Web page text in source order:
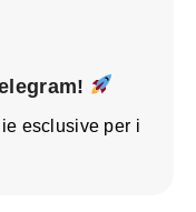
esclusive per i